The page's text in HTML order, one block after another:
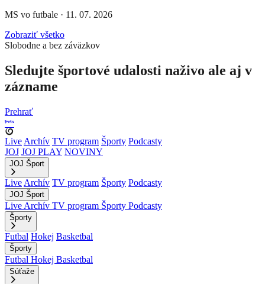
MS vo futbale · 11. 07. 2026
Zobraziť všetko
Slobodne a bez záväzkov
Sledujte športové udalosti naživo ale aj v
zázname
Prehrať
Live Archív TV program Športy Podcasty
JOJ JOJ PLAY NOVINY
JOJ Šport
Live Archív TV program Športy Podcasty
JOJ Šport
Live Archív TV program Športy Podcasty
Športy
Futbal Hokej Basketbal
Športy
Futbal Hokej Basketbal
Súťaže